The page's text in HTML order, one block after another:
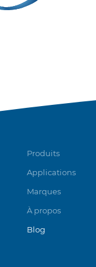
Produits
Applications
Marques
À propos
Blog